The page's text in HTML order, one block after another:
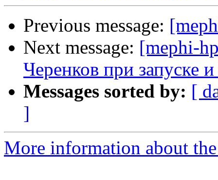
Previous message:
Next message: [mephi-
Черенков при запуске
Messages sorted by: [
]
More information about